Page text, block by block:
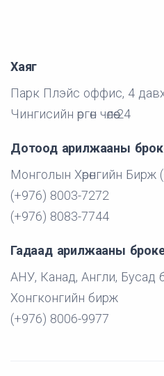
Хаяг
Парк Плэйс оффис, 4
Чингисийн өргөн чөлөө-24
Дотоод арилжааны
Монголын Хөрөнгийн Бирж
(+976) 8003-7272
(+976) 8083-7744
Гадаад арилжааны
АНУ, Канад, Англи, Бусад
Хонгконгийн бирж
(+976) 8006-9977